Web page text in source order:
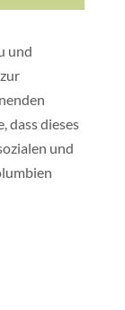
und
dass dieses
und